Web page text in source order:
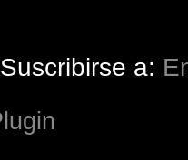
Suscribirse a: